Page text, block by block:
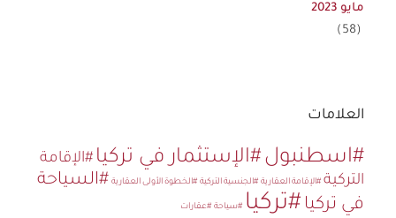
مايو 2023
(58)
العلامات
#اسطنبول #الإستثمار في تركيا #الإقامة
التركية #الإقامة العقارية #الجنسية التركية #الخطوة الأولى العقارية #السياحة
في تركيا #تركيا #سياحة #عقارات